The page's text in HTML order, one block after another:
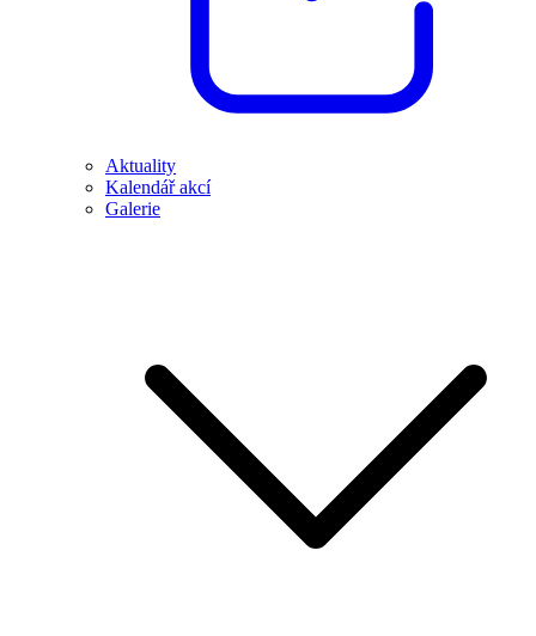
Aktuality
Kalendář akcí
Galerie